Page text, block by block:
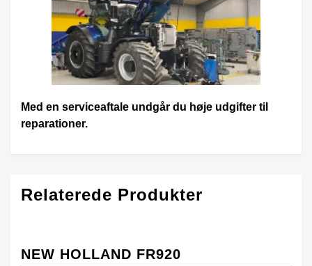
Med en serviceaftale undgår du høje udgifter til
reparationer.
Relaterede Produkter
NEW HOLLAND FR920